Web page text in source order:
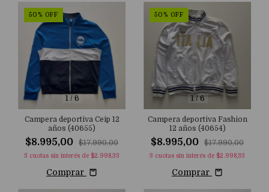
1/ 6
50 % OFF
Campera deportiva Ceip 12
años (40655)
$8.995,00 $17.990,00
3 cuotas sin interés de $2.998,33
Comprar
1/6
50 % OFF
Campera deportiva Fashion
12 años (40654)
$8.995,00 $17.990,00
3 cuotas sin interés de $2.998,33
Comprar